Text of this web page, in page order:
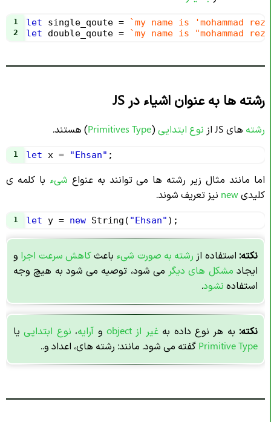
1 let single_qoute = `my name is 'mohammad
2 let double_qoute = `my name is "mohammad
رشته ها به عنوان اشیاء در JS
رشته های JS از نوع ابتدایی (
Primitives Type) هستند.
1 let x = "Ehsan" ;
اما مانند مثال زیر رشته ها می توانند به عنواع شیء با کلمه ی
کلیدیnew نیز تعریف شوند.
1 let y = new String ( "Ehsan" );
نکته: استفاده از رشته به صورت شیء باعثکاهش سرعت اجرا و
ایجاد مشکل های دیگر می شود، توصیه می شود به هیچ وجه
استفاده نشود.
نکته: به هر نوع داده بهغیر از object و آرایه، نوع ابتدایی یا
PrimitiveType گفته می شود. مانند: رشته های، اعداد و..